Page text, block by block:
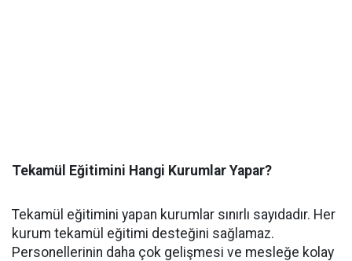
Tekamül Eğitimini Hangi Kurumlar Yapar?
Tekamül eğitimini yapan kurumlar sınırlı sayıdadır. Her
kurum tekamül eğitimi desteğini sağlamaz.
Personellerinin daha çok gelişmesi ve mesleğe kolay